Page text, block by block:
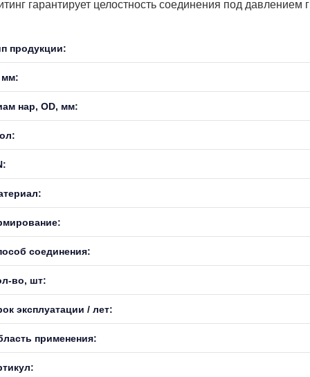
гарантирует целостность соединения под давлением
продукции:
мм:
нар, OD, мм:
соединения:
во, шт:
эксплуатации / лет:
применения: